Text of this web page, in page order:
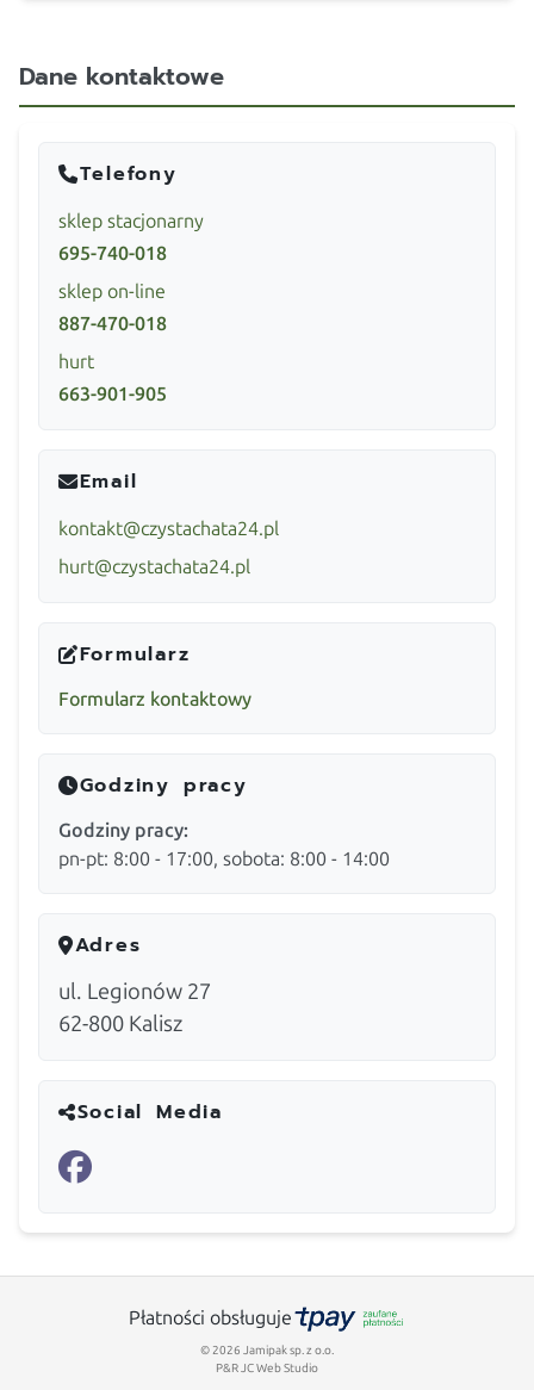
Dane kontaktowe
Telefony
sklep stacjonarny
695-740-018
sklep on-line
887-470-018
hurt
663-901-905
Email
kontakt@czystachata24.pl
hurt@czystachata24.pl
Formularz
Formularz kontaktowy
Godziny pracy
Godziny pracy:
pn-pt: 8:00 - 17:00, sobota: 8:00 - 14:00
Adres
ul. Legionów 27
62-800 Kalisz
Social Media
Płatności obsługuje
© 2026 Jamipak sp. z o.o.
P&R JC Web Studio